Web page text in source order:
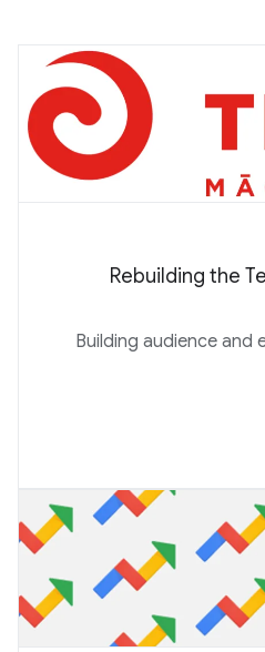
Rebuilding the
Building audience and